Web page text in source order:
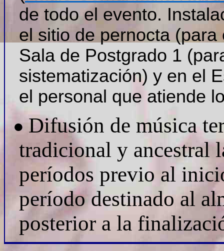
de todo el evento.
el sitio de pernocta
Sala de Postgrado 1
sistematización) y en el
el personal que atiende
●Difusión de música
tradicional y ancestral
períodos previo al
período destinado al
posterior a la